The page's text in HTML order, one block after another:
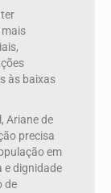
às baixas
Ariane de
precisa
em
e dignidade
de